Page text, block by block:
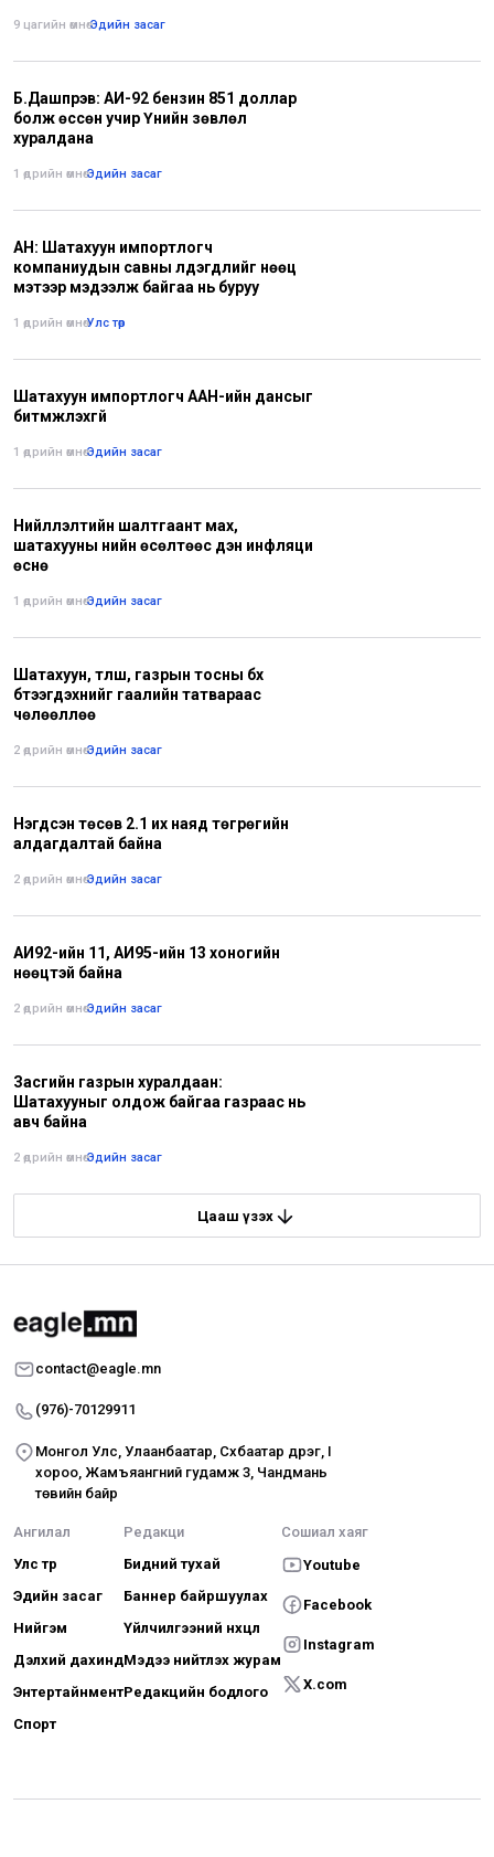
9 цагийн өмнө•Эдийн засаг
Б.Дашпүрэв: АИ-92 бензин 851 доллар
болж өссөн учир Үнийн зөвлөл
хуралдана
1 өдрийн өмнө•Эдийн засаг
АН: Шатахуун импортлогч
компаниудын савны үлдэгдлийг нөөц
мэтээр мэдээлж байгаа нь буруу
1 өдрийн өмнө•Улс төр
Шатахуун импортлогч ААН-ийн дансыг
битүүмжлэхгүй
1 өдрийн өмнө•Эдийн засаг
Нийлүүлэлтийн шалтгаант мах,
шатахууны үнийн өсөлтөөс үүдэн инфляци
өснө
1 өдрийн өмнө•Эдийн засаг
Шатахуун, түлш, газрын тосны бүх
бүтээгдэхүүнийг гаалийн татвараас
чөлөөллөө
2 өдрийн өмнө•Эдийн засаг
Нэгдсэн төсөв 2.1 их наяд төгрөгийн
алдагдалтай байна
2 өдрийн өмнө•Эдийн засаг
АИ92-ийн 11, АИ95-ийн 13 хоногийн
нөөцтэй байна
2 өдрийн өмнө•Эдийн засаг
Засгийн газрын хуралдаан:
Шатахууныг олдож байгаа газраас нь
авч байна
2 өдрийн өмнө•Эдийн засаг
Цааш үзэх
contact@eagle.mn
(976)-70129911
Монгол Улс, Улаанбаатар, Сүхбаатар дүүрэг, I
хороо, Жамъяангүний гудамж 3, Чандмань
төвийн байр
Ангилал
Улс төр
Эдийн засаг
Нийгэм
Дэлхий дахинд
Энтертайнмент
Спорт
Редакци
Бидний тухай
Баннер байршуулах
Үйлчилгээний нөхцөл
Мэдээ нийтлэх журам
Редакцийн бодлого
Сошиал хаяг
Youtube
Facebook
Instagram
X.com